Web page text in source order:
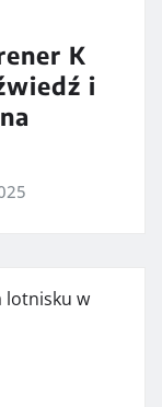
K
i